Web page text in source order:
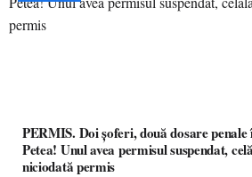
PERMIS. Doi șoferi, două dosare
Petea! Unul avea permisul suspendat,
niciodată permis